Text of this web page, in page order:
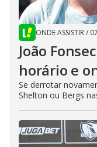
ONDE ASSISTIR/
João
horário e
Se derrotar
Shelton ou Bergs